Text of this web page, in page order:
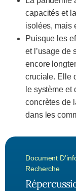
capacités et
isolées, mais
Puisque les
et l’usage de
encore
cruciale. Elle
le système et
concrètes de
dans les
Document
Recherche